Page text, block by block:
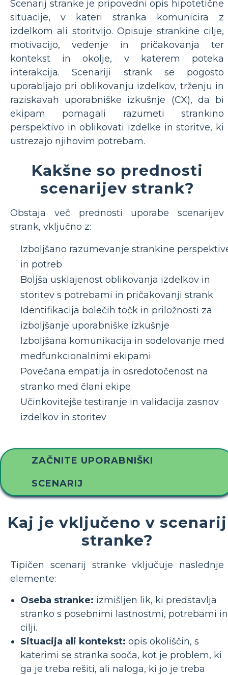
Scenarij stranke je pripovedni opis hipotetične
situacije, v kateri stranka komunicira z
izdelkom ali storitvijo. Opisuje strankine cilje,
motivacijo, vedenje in pričakovanja ter
kontekst in okolje, v katerem poteka
interakcija. Scenariji strank se pogosto
uporabljajo pri oblikovanju izdelkov, trženju in
raziskavah uporabniške izkušnje (CX), da bi
ekipam pomagali razumeti strankino
perspektivo in oblikovati izdelke in storitve, ki
ustrezajo njihovim potrebam.
Kakšne so prednosti
scenarijev strank?
Obstaja več prednosti uporabe scenarijev
strank, vključno z:
Izboljšano razumevanje strankine
in potreb
Boljša usklajenost oblikovanja izdelkov in
storitev s potrebami in pričakovanji strank
Identifikacija bolečih točk in priložnosti za
izboljšanje uporabniške izkušnje
Izboljšana komunikacija in sodelovanje med
medfunkcionalnimi ekipami
Povečana empatija in osredotočenost na
stranko med člani ekipe
Učinkovitejše testiranje in validacija zasnov
izdelkov in storitev
ZAČNITE UPORABNIŠKI
SCENARIJ
Kaj je vključeno v scenarij
stranke?
Tipičen scenarij stranke vključuje naslednje
elemente:
Oseba stranke: izmišljen lik, ki predstavlja
stranko s posebnimi lastnostmi, potrebami in
cilji.
Situacija ali kontekst: opis okoliščin, s
katerimi se stranka sooča, kot je problem, ki
ga je treba rešiti, ali naloga, ki jo je treba